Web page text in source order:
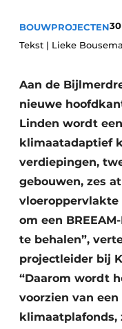
Privacy /
Vacature
Vacatures
Modulair bouwen
BOUWPROJECTEN
Tekst | Lieke
Aan de
nieuwe
Linden wordt
klimaatadaptief
verdiepingen,
gebouwen, zes
vloeroppervlakte
om een
te behalen”,
projectleider bij
“Daarom wordt
voorzien van
klimaatplafonds,